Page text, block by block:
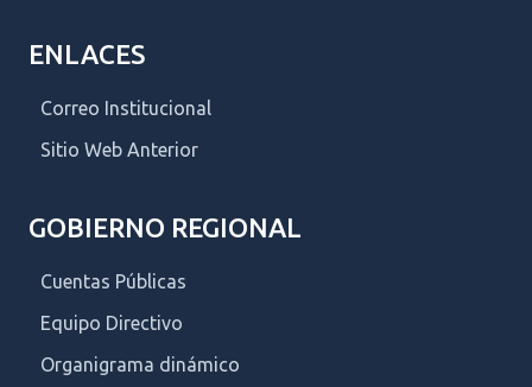
ENLACES
Correo Institucional
Sitio Web Anterior
GOBIERNO REGIONAL
Cuentas Públicas
Equipo Directivo
Organigrama dinámico